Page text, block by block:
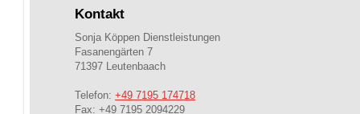
Kontakt
Sonja Köppen Dienstleistungen
Fasanengärten 7
71397 Leutenbaach
Telefon: +49 7195 174718
Fax: +49 7195 2094229